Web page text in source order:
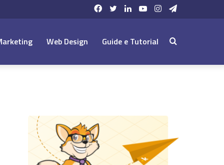
Telegram
Instagram
YouTube
LinkedIn
Twitter
Facebook
Web Design Guide e Tutorial Cerca: